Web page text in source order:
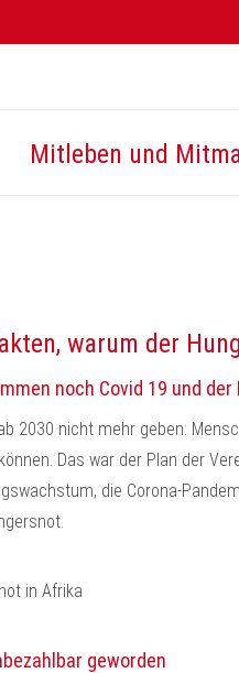
Mitleben und
warum der
noch Covid 19 und
2030 nicht mehr geben:
Das war der Plan der
die Corona-
geworden